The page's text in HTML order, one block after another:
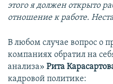
этого я должен открыто
отношение к работе.
В любом случае вопрос о
компаниях обратил на
анализа»Рита
кадровой политике: